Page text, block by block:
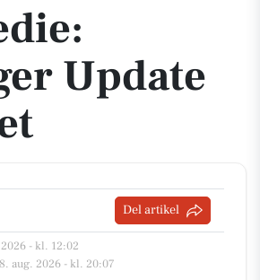
Update
Del artikel
- kl. 12:02
aug. 2026 - kl. 20:07